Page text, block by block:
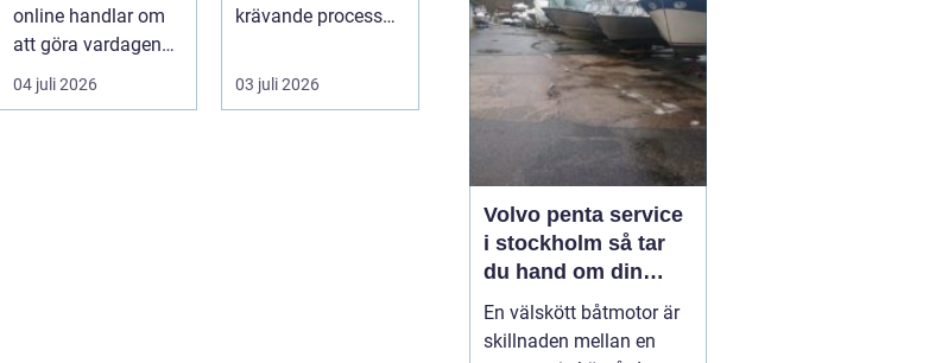
online handlar om
att göra vardagen
som chef både mer
h...
04 juli 2026
krävande process
möter en gång ell...
03 juli 2026
Volvo penta service
i stockholm så tar
du hand om din
båtmotor på rätt sätt
En välskött båtmotor är
skillnaden mellan en